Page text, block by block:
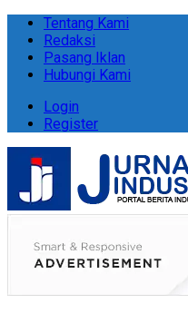
Tentang Kami
Redaksi
Pasang Iklan
Hubungi Kami
Login
Register